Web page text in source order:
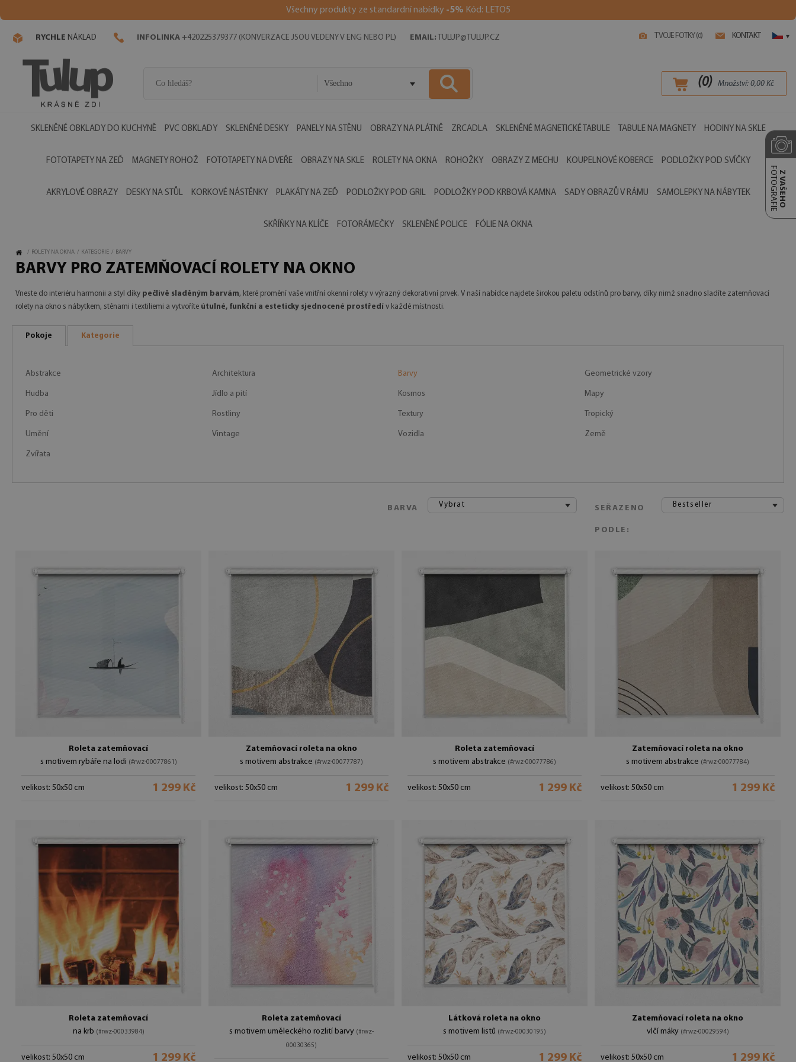
Všechny produkty ze standardní nabídky -5% Kód: LETO5
TVOJE FOTKY (0) KONTAKT ▾
RYCHLE NÁKLAD INFOLINKA +420225379377 (KONVERZACE JSOU VEDENY V ENG NEBO PL) EMAIL: TULUP@TULUP.CZ
Všechno (0) Množství: 0,00 Kč
SKLENĚNÉ OBKLADY DO KUCHYNĚ PVC OBKLADY SKLENĚNÉ DESKY PANELY NA STĚNU OBRAZY NA PLÁTNĚ ZRCADLA SKLENĚNÉ MAGNETICKÉ TABULE TABULE NA MAGNETY HODINY NA SKLE
FOTOTAPETY NA ZEĎ MAGNETY ROHOŽ FOTOTAPETY NA DVEŘE OBRAZY NA SKLE ROLETY NA OKNA ROHOŽKY OBRAZY Z MECHU KOUPELNOVÉ KOBERCE PODLOŽKY POD SVÍČKY
AKRYLOVÉ OBRAZY DESKY NA STŮL KORKOVÉ NÁSTĚNKY PLAKÁTY NA ZEĎ PODLOŽKY POD GRIL PODLOŽKY POD KRBOVÁ KAMNA SADY OBRAZŮ V RÁMU SAMOLEPKY NA NÁBYTEK
SKŘÍŇKY NA KLÍČE FOTORÁMEČKY SKLENĚNÉ POLICE FÓLIE NA OKNA
Z VAŠEHO
FOTOGRAFIE
/ ROLETY NA OKNA / KATEGORIE / BARVY
BARVY PRO ZATEMŇOVACÍ ROLETY NA OKNO
Vneste do interiéru harmonii a styl díky pečlivě sladěným barvám, které promění vaše vnitřní okenní rolety v výrazný dekorativní prvek. V naší nabídce najdete širokou paletu odstínů pro barvy, díky nimž snadno sladíte zatemňovací
rolety na okno s nábytkem, stěnami i textiliemi a vytvoříte útulné, funkční a esteticky sjednocené prostředí v každé místnosti.
Pokoje Kategorie
Abstrakce Architektura Barvy Geometrické vzory
Hudba Jídlo a pití Kosmos Mapy
Pro děti Rostliny Textury Tropický
Umění Vintage Vozidla Země
Zvířata
BARVA Vybrat SEŘAZENO
PODLE:
Bestseller
Roleta zatemňovací
s motivem rybáře na lodi (#rwz-00077861)
velikost: 50x50 cm 1 299 Kč
Zatemňovací roleta na okno
s motivem abstrakce (#rwz-00077787)
velikost: 50x50 cm 1 299 Kč
Roleta zatemňovací
s motivem abstrakce (#rwz-00077786)
velikost: 50x50 cm 1 299 Kč
Zatemňovací roleta na okno
s motivem abstrakce (#rwz-00077784)
velikost: 50x50 cm 1 299 Kč
Roleta zatemňovací
na krb (#rwz-00033984)
velikost: 50x50 cm 1 299 Kč
Roleta zatemňovací
s motivem uměleckého rozlití barvy (#rwz-
00030365)
Látková roleta na okno
s motivem listů (#rwz-00030195)
velikost: 50x50 cm 1 299 Kč
Zatemňovací roleta na okno
vlčí máky (#rwz-00029594)
velikost: 50x50 cm 1 299 Kč